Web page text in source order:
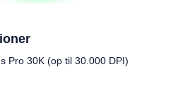
Pro 30K (op til 30.000 DPI)